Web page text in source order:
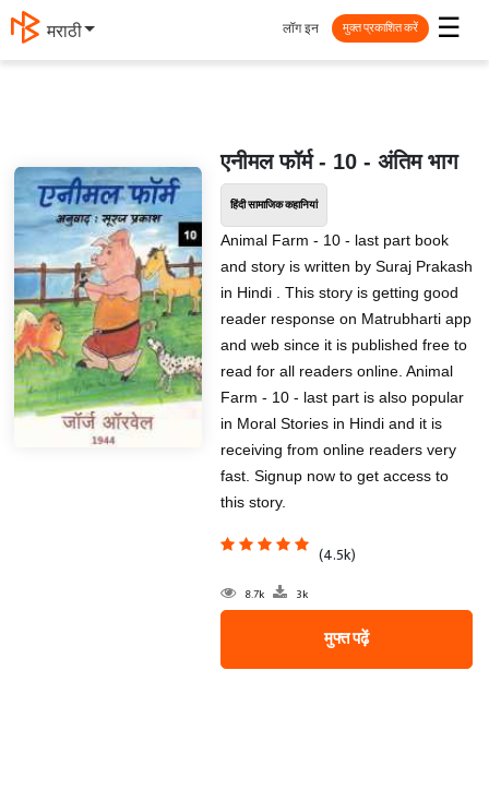
मराठी ☰
लॉग इन मुक्त प्रकाशित करें
एनीमल फॉर्म - 10 - अंतिम भाग
हिंदी सामाजिक कहानियां
Animal Farm - 10 - last part book
and story is written by Suraj Prakash
in Hindi . This story is getting good
reader response on Matrubharti app
and web since it is published free to
read for all readers online. Animal
Farm - 10 - last part is also popular
in Moral Stories in Hindi and it is
receiving from online readers very
fast. Signup now to get access to
this story.
(4.5k)
8.7k 3k
मुफ्त पढ़ें